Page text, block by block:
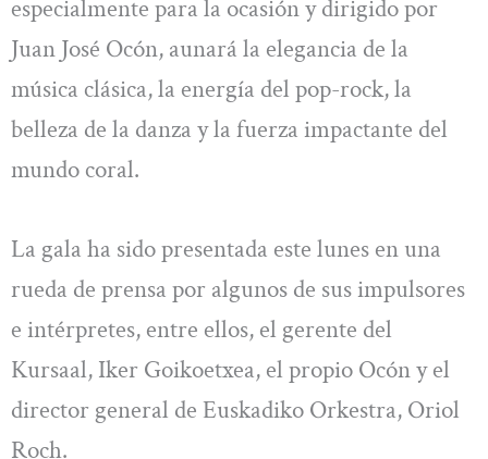
especialmente para la ocasión y dirigido por
Juan José Ocón, aunará la elegancia de la
música clásica, la energía del pop-rock, la
belleza de la danza y la fuerza impactante del
mundo coral.
La gala ha sido presentada este lunes en una
rueda de prensa por algunos de sus impulsores
e intérpretes, entre ellos, el gerente del
Kursaal, Iker Goikoetxea, el propio Ocón y el
director general de Euskadiko Orkestra, Oriol
Roch.